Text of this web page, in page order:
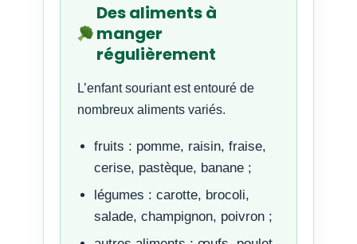
Des aliments à
manger
régulièrement
L’enfant souriant est entouré de
nombreux aliments variés.
fruits : pomme, raisin, fraise,
cerise, pastèque, banane ;
légumes : carotte, brocoli,
salade, champignon, poivron ;